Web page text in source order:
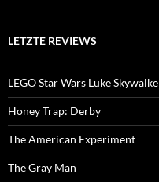
LETZTE REVIEWS
LEGO Star Wars Luke
Honey Trap: Derby
The American Experiment
The Gray Man